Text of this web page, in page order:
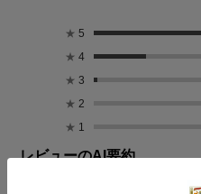
★ 5
★ 4
★ 3
★ 2
★ 1
レビューのAI要約